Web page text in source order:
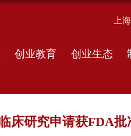
上
创业教育 创业生态
床研究申请获FDA批